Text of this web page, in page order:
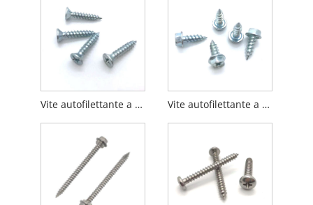
Vite autofilettante a testa svasata Phillips a testa svasata Vite autofilettante a testa esagonale zincata